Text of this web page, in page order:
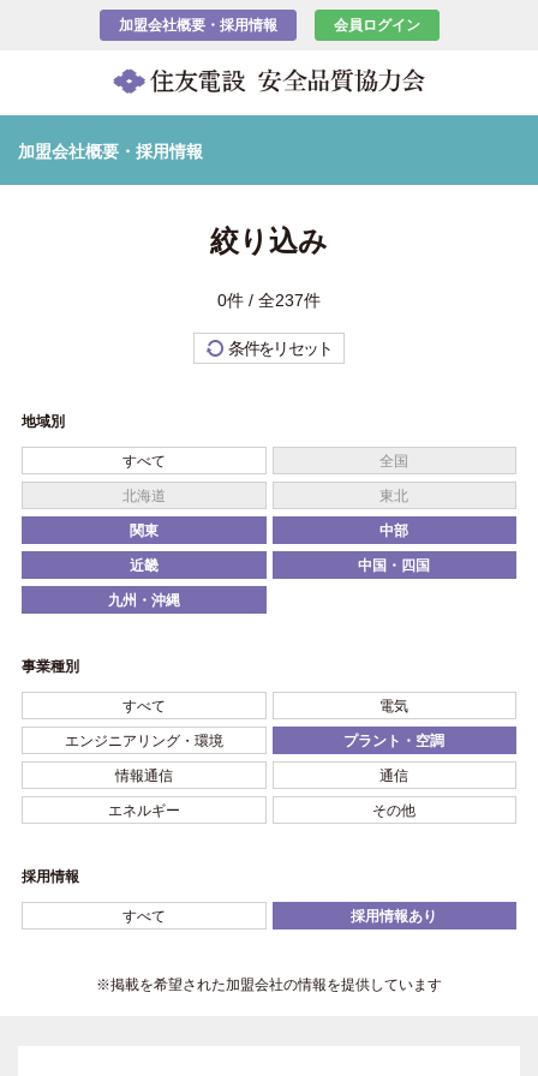
加盟会社概要・採用情報 会員ログイン
加盟会社概要・採用情報
絞り込み
0件 / 全237件
条件をリセット
地域別
すべて 全国
北海道 東北
関東 中部
近畿 中国・四国
九州・沖縄
事業種別
すべて 電気
エンジニアリング・環境 プラント・空調
情報通信 通信
エネルギー その他
採用情報
すべて 採用情報あり
※掲載を希望された加盟会社の情報を提供しています